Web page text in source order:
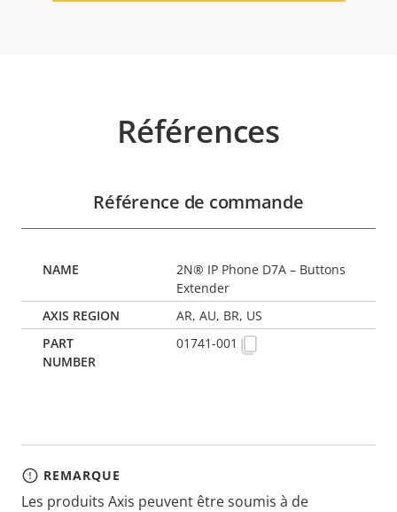
Références
Référence de commande
2N® IP Phone D7A – Buttons
Extender
AR, AU, BR, US
01741-001
REMARQUE
Les produits Axis peuvent être soumis à de